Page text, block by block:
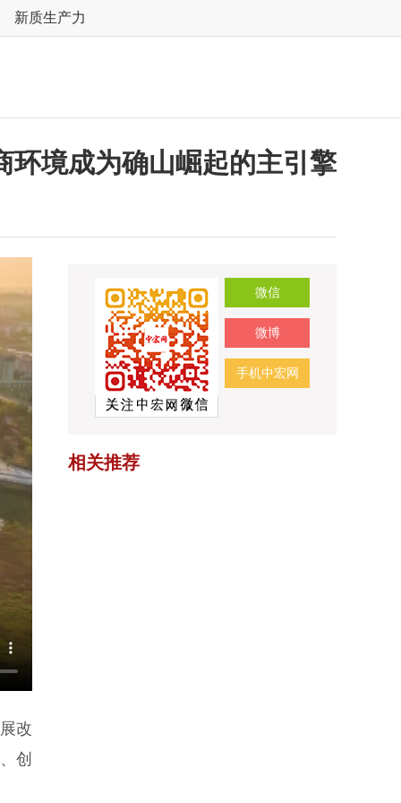
新质生产力
环境成为确山崛起的主引擎
改
创
微信
微博
手机中宏网
相关推荐